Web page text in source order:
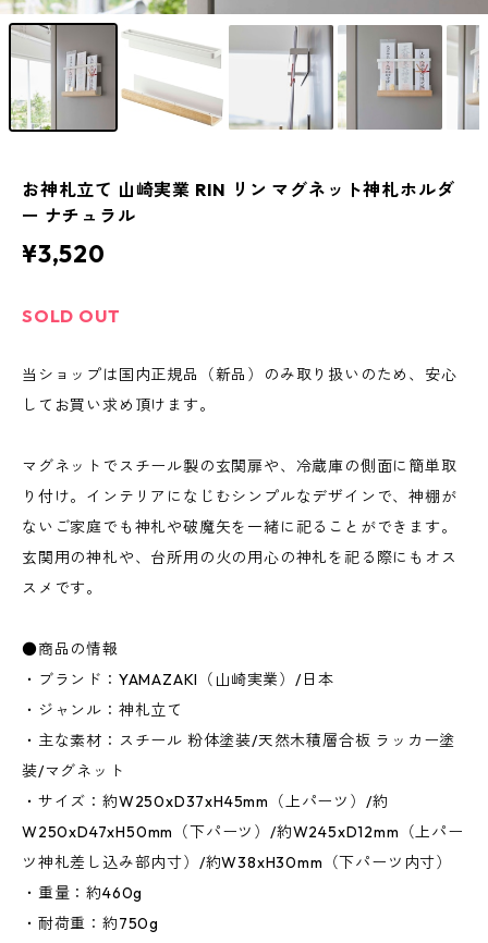
お神札立て 山崎実業 RIN リン マグネット神札ホルダ
ー ナチュラル
¥3,520
SOLD OUT
当ショップは国内正規品（新品）のみ取り扱いのため、安心
してお買い求め頂けます。
マグネットでスチール製の玄関扉や、冷蔵庫の側面に簡単取
り付け。インテリアになじむシンプルなデザインで、神棚が
ないご家庭でも神札や破魔矢を一緒に祀ることができます。
玄関用の神札や、台所用の火の用心の神札を祀る際にもオス
スメです。
●商品の情報
・ブランド：YAMAZAKI（山崎実業）/日本
・ジャンル：神札立て
・主な素材：スチール 粉体塗装/天然木積層合板 ラッカー塗
装/マグネット
・サイズ：約W250xD37xH45mm（上パーツ）/約
W250xD47xH50mm（下パーツ）/約W245xD12mm（上パー
ツ神札差し込み部内寸）/約W38xH30mm（下パーツ内寸）
・重量：約460g
・耐荷重：約750g